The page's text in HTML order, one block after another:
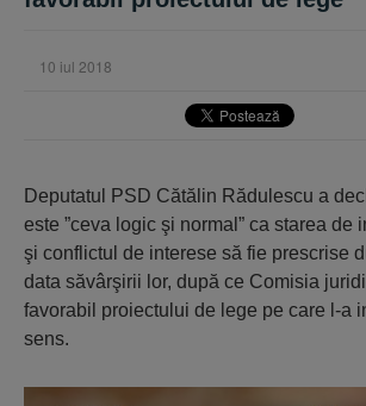
10 iul 2018
Deputatul PSD Cătălin Rădulescu a
este ”ceva logic şi normal” ca starea de
şi conflictul de interese să fie prescrise
data săvârşirii lor, după ce Comisia
favorabil proiectului de lege pe care l-a
sens.